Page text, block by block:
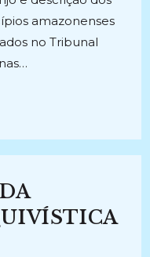
amazonenses
no Tribunal